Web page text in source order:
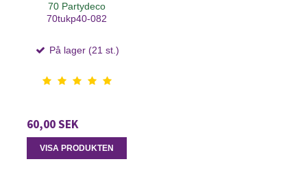
70 Partydeco
70tukp40-082
På lager (21 st.)
60,00 SEK
VISA PRODUKTEN